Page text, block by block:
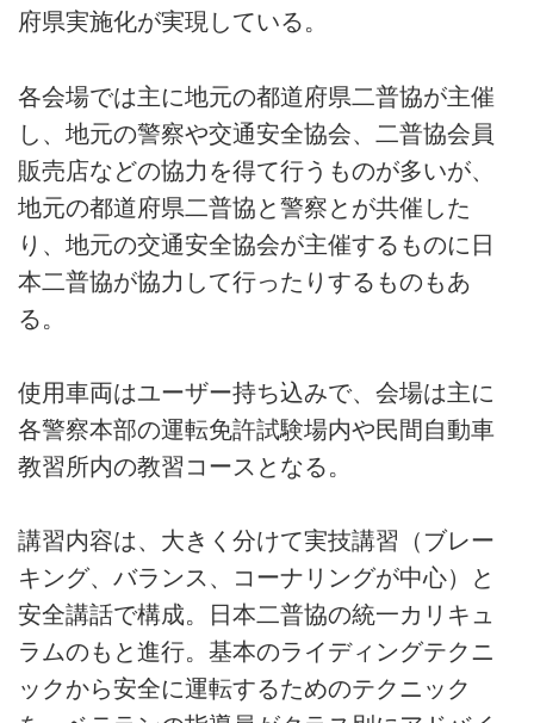
府県実施化が実現している。
各会場では主に地元の都道府県二普協が主催
し、地元の警察や交通安全協会、二普協会員
販売店などの協力を得て行うものが多いが、
地元の都道府県二普協と警察とが共催した
り、地元の交通安全協会が主催するものに日
本二普協が協力して行ったりするものもあ
る。
使用車両はユーザー持ち込みで、会場は主に
各警察本部の運転免許試験場内や民間自動車
教習所内の教習コースとなる。
講習内容は、大きく分けて実技講習（ブレー
キング、バランス、コーナリングが中心）と
安全講話で構成。日本二普協の統一カリキュ
ラムのもと進行。基本のライディングテクニ
ックから安全に運転するためのテクニック